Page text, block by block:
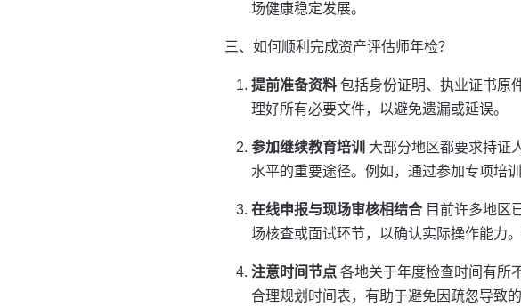
场健康稳定发展。
三、如何顺利完成资产评估师年检？
提前准备资料 包括身份证明、执业证书原
理好所有必要文件，以避免遗漏或延误。
参加继续教育培训
大部分地区都要求持证
水平的重要途径。例如，通过参加专项培
在线申报与现场审核相结合 目前许多地区
场核查或面试环节，以确认实际操作能力
注意时间节点 各地关于年度检查时间有所
合理规划时间表，有助于避免因疏忽导致